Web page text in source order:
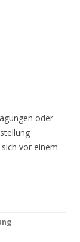
oder
vor einem